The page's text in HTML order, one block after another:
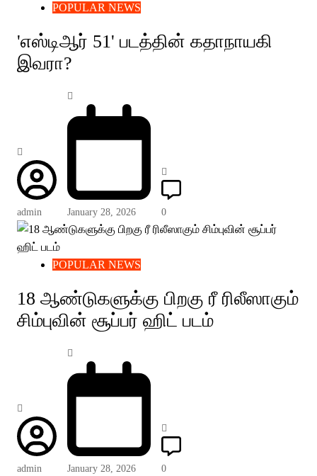
POPULAR NEWS
'எஸ்டிஆர் 51' படத்தின் கதாநாயகி
இவரா?
admin January 28, 2026 0
POPULAR NEWS
18 ஆண்டுகளுக்கு பிறகு ரீ ரிலீஸாகும்
சிம்புவின் சூப்பர் ஹிட் படம்
admin January 28, 2026 0